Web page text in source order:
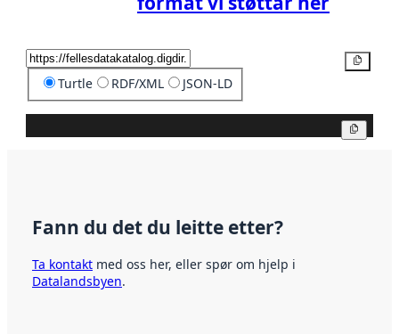
Turtle RDF/XML JSON-LD
Fann du det du leitte etter?
Ta kontakt med oss her, eller spør om hjelp i
Datalandsbyen.